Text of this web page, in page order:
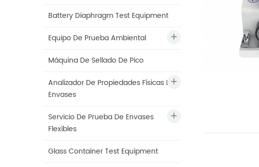
Battery Diaphragm Test Equipment
Equipo De Prueba Ambiental
Máquina De Sellado De Pico
Analizador De Propiedades Físicas De
Envases
Servicio De Prueba De Envases
Flexibles
Glass Container Test Equipment